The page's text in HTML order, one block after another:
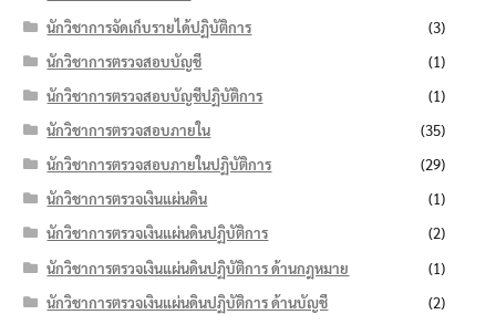
นักวิชาการจัดเก็บรายได้ปฏิบัติการ
(3)
นักวิชาการตรวจสอบบัญชี
(1)
นักวิชาการตรวจสอบบัญชีปฏิบัติการ
(1)
นักวิชาการตรวจสอบภายใน
(35)
นักวิชาการตรวจสอบภายในปฏิบัติการ
(29)
นักวิชาการตรวจเงินแผ่นดิน
(1)
นักวิชาการตรวจเงินแผ่นดินปฏิบัติการ
(2)
นักวิชาการตรวจเงินแผ่นดินปฏิบัติการ ด้านกฎหมาย
(1)
นักวิชาการตรวจเงินแผ่นดินปฏิบัติการ ด้านบัญชี
(2)